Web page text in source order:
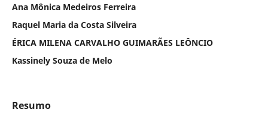
Ana Mônica Medeiros Ferreira
Raquel Maria da Costa Silveira
ÉRICA MILENA CARVALHO GUIMARÃES LEÔNCIO
Kassinely Souza de Melo
Resumo